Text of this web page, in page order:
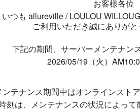
お客様各位
いつも allureville / LOULOU
ご利用いただき誠にありがと
下記の期間、サーバーメンテナン
2026/05/19（火）
ンテナンス期間中はオンラインスト
刻は、メンテナンスの状況によって